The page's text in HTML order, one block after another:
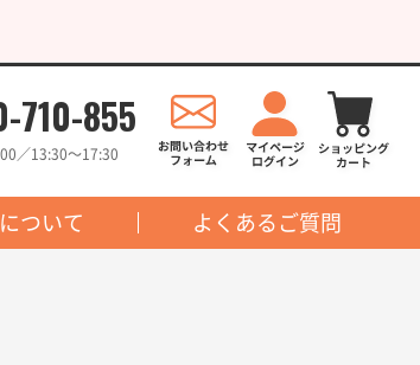
710-855
／13:30〜17:30
ついて よくあるご質問